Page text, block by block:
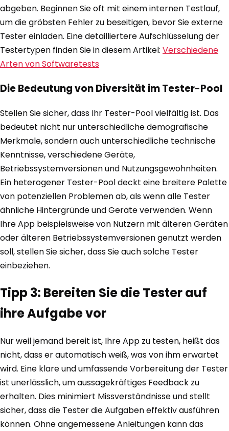
abgeben. Beginnen Sie oft mit einem internen Testlauf,
um die gröbsten Fehler zu beseitigen, bevor Sie externe
Tester einladen. Eine detailliertere Aufschlüsselung der
Testertypen finden Sie in diesem Artikel: Verschiedene
Arten von Softwaretests
Die Bedeutung von Diversität im Tester-Pool
Stellen Sie sicher, dass Ihr Tester-Pool vielfältig ist. Das
bedeutet nicht nur unterschiedliche demografische
Merkmale, sondern auch unterschiedliche technische
Kenntnisse, verschiedene Geräte,
Betriebssystemversionen und Nutzungsgewohnheiten.
Ein heterogener Tester-Pool deckt eine breitere Palette
von potenziellen Problemen ab, als wenn alle Tester
ähnliche Hintergründe und Geräte verwenden. Wenn
Ihre App beispielsweise von Nutzern mit älteren Geräten
oder älteren Betriebssystemversionen genutzt werden
soll, stellen Sie sicher, dass Sie auch solche Tester
einbeziehen.
Tipp 3: Bereiten Sie die Tester auf
ihre Aufgabe vor
Nur weil jemand bereit ist, Ihre App zu testen, heißt das
nicht, dass er automatisch weiß, was von ihm erwartet
wird. Eine klare und umfassende Vorbereitung der Tester
ist unerlässlich, um aussagekräftiges Feedback zu
erhalten. Dies minimiert Missverständnisse und stellt
sicher, dass die Tester die Aufgaben effektiv ausführen
können. Ohne angemessene Anleitungen kann das